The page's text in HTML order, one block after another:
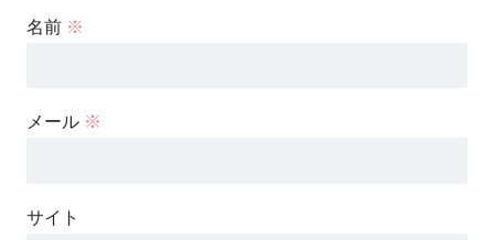
名前 ※
メール ※
サイト